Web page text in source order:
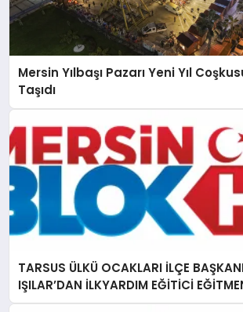
Mersin Yılbaşı Pazarı Yeni Yıl
Taşıdı
TARSUS ÜLKÜ OCAKLARI İLÇE
IŞILAR’DAN İLKYARDIM EĞİTİCİ
FİDAN’A ZİYARET